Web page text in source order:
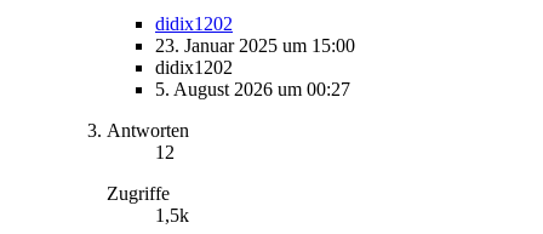
didix1202
23. Januar 2025 um 15:00
didix1202
5. August 2026 um 00:27
Antworten
12
Zugriffe
1,5k